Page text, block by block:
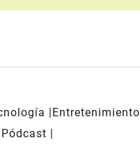
Entretenimiento
Pódcast